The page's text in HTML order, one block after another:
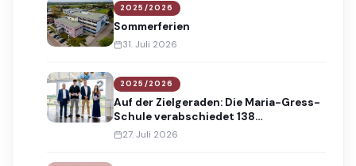
2025/2026
Sommerferien
31. Juli 2026
2025/2026
Auf der Zielgeraden: Die Maria-Gress-
Schule verabschiedet 138
Absolventinnen und Absolventen
27. Juli 2026